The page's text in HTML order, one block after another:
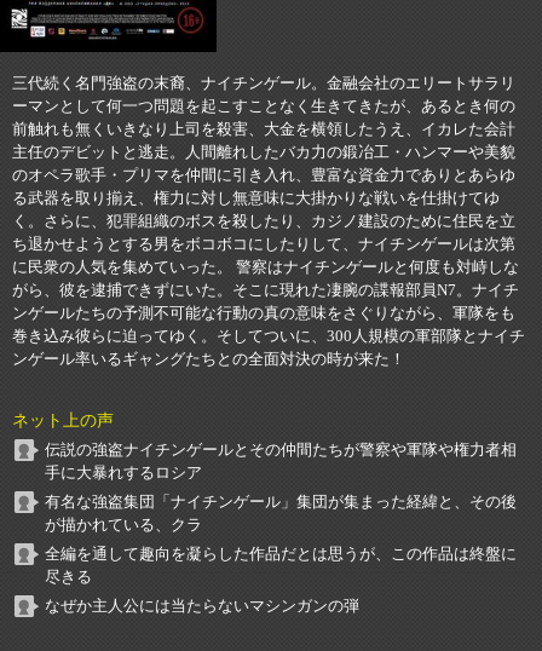
三代続く名門強盗の末裔、ナイチンゲール。金融会社のエリートサラリ
ーマンとして何一つ問題を起こすことなく生きてきたが、あるとき何の
前触れも無くいきなり上司を殺害、大金を横領したうえ、イカレた会計
主任のデビットと逃走。人間離れしたバカ力の鍛冶工・ハンマーや美貌
のオペラ歌手・プリマを仲間に引き入れ、豊富な資金力でありとあらゆ
る武器を取り揃え、権力に対し無意味に大掛かりな戦いを仕掛けてゆ
く。さらに、犯罪組織のボスを殺したり、カジノ建設のために住民を立
ち退かせようとする男をボコボコにしたりして、ナイチンゲールは次第
に民衆の人気を集めていった。 警察はナイチンゲールと何度も対峙しな
がら、彼を逮捕できずにいた。そこに現れた凄腕の諜報部員N7。ナイチ
ンゲールたちの予測不可能な行動の真の意味をさぐりながら、軍隊をも
巻き込み彼らに迫ってゆく。そしてついに、300人規模の軍部隊とナイチ
ンゲール率いるギャングたちとの全面対決の時が来た！
ネット上の声
伝説の強盗ナイチンゲールとその仲間たちが警察や軍隊や権力者相
手に大暴れするロシア
有名な強盗集団「ナイチンゲール」集団が集まった経緯と、その後
が描かれている、クラ
全編を通して趣向を凝らした作品だとは思うが、この作品は終盤に
尽きる
なぜか主人公には当たらないマシンガンの弾